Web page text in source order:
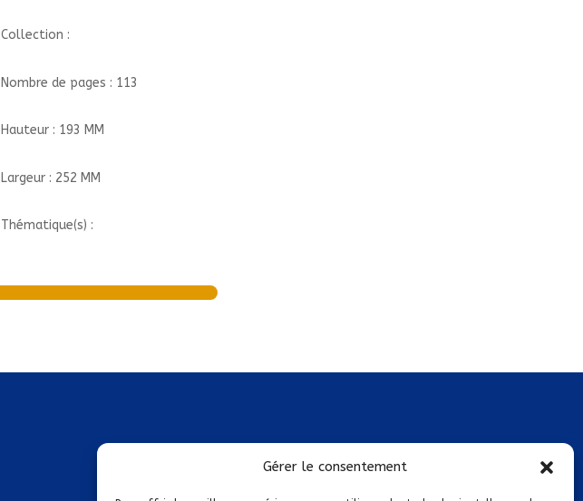
Gérer le consentement
Collection :
Nombre de pages : 113
Hauteur : 193 MM
Largeur : 252 MM
Thématique(s) :